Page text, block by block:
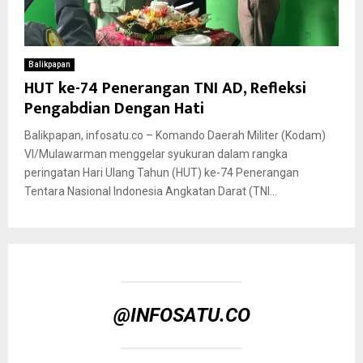
Balikpapan
HUT ke-74 Penerangan TNI AD, Refleksi
Pengabdian Dengan Hati
Balikpapan, infosatu.co – Komando Daerah Militer (Kodam)
VI/Mulawarman menggelar syukuran dalam rangka
peringatan Hari Ulang Tahun (HUT) ke-74 Penerangan
Tentara Nasional Indonesia Angkatan Darat (TNI...
@INFOSATU.CO